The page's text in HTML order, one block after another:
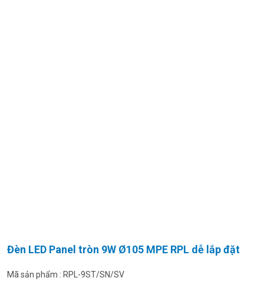
Đèn LED Panel tròn 9W Ø105 MPE RPL dễ lắp đặt
Mã sản phẩm : RPL-9ST/SN/SV